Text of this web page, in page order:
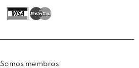
Somos membros